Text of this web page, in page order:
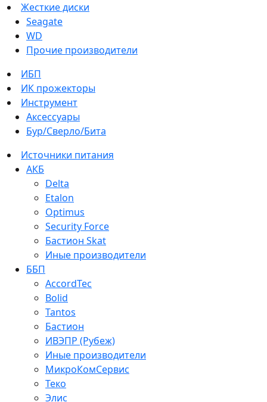
Жесткие диски
Seagate
WD
Прочие производители
ИБП
ИК прожекторы
Инструмент
Аксессуары
Бур/Сверло/Бита
Источники питания
АКБ
Delta
Etalon
Optimus
Security Force
Бастион Skat
Иные производители
ББП
AccordTec
Bolid
Tantos
Бастион
ИВЭПР (Рубеж)
Иные производители
МикроКомСервис
Теко
Элис